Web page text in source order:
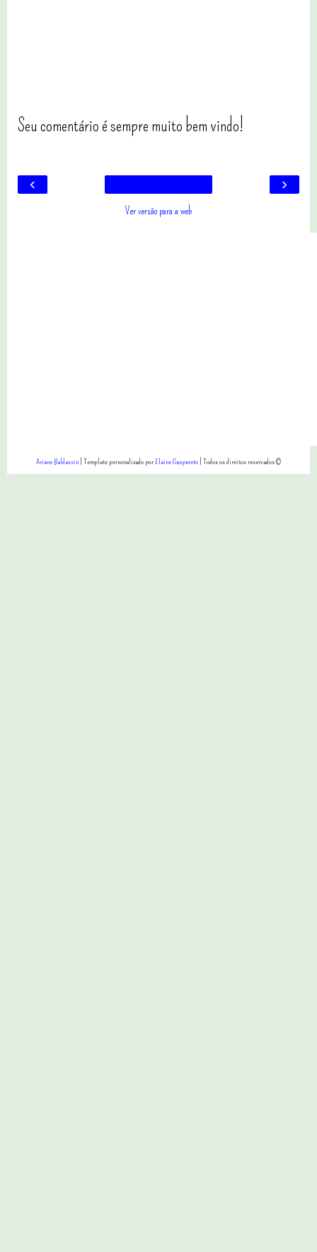
Seu comentário é sempre muito bem vindo!
‹ ›
Ver versão para a web
Ariane Baldassin| Template personalizado porElaine Gaspareto| Todos os direitos reservados ©